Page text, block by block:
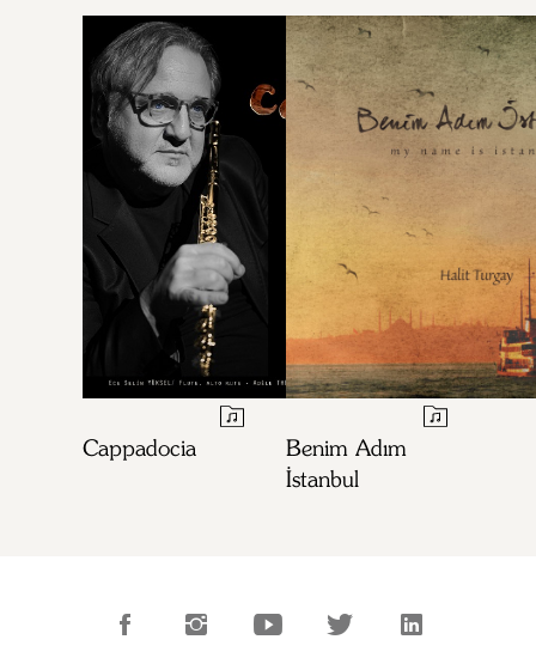
Cappadocia
Benim Adım
İstanbul